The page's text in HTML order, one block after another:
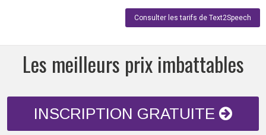
Consulter les tarifs de Text2Speech
Les meilleurs prix imbattables
INSCRIPTION GRATUITE